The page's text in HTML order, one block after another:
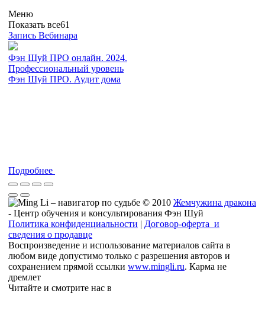
Меню
Показать все61
Запись Вебинара
Фэн Шуй ПРО онлайн. 2024.
Профессиональный уровень
Фэн Шуй ПРО. Аудит дома
Подробнее
© 2010 Жемчужина дракона
- Центр обучения и консультирования Фэн Шуй
Политика конфиденциальности | Договор-оферта и
сведения о продавце
Воспроизведение и использование материалов сайта в
любом виде допустимо только с разрешения авторов и
сохранением прямой ссылки www.mingli.ru. Карма не
дремлет
Читайте и смотрите нас в